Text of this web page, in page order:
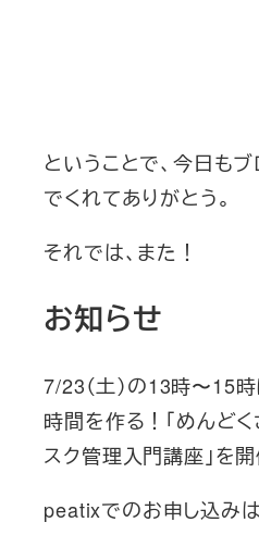
ということで、今日も
でくれてありがとう。
それでは、また！
お知らせ
7/23（土）の13時〜15
時間を作る！「めんど
スク管理入門講座」を開
peatixでのお申し込みは